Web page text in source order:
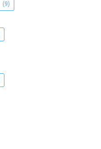
(9)